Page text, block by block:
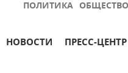
ПОЛИТИКА ОБЩЕСТВО
НОВОСТИ ПРЕСС-ЦЕНТР